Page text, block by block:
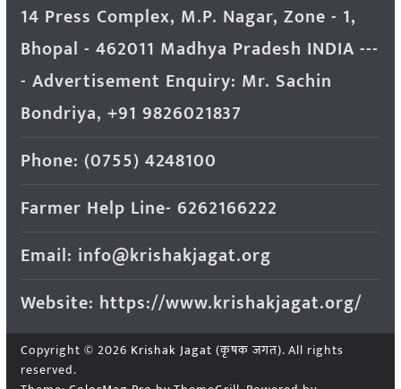
14 Press Complex, M.P. Nagar, Zone - 1,
Bhopal - 462011 Madhya Pradesh INDIA ---
- Advertisement Enquiry: Mr. Sachin
Bondriya, +91 9826021837
Phone: (0755) 4248100
Farmer Help Line- 6262166222
Email: info@krishakjagat.org
Website: https://www.krishakjagat.org/
Copyright © 2026 Krishak Jagat (कृषक जगत). All rights
reserved.